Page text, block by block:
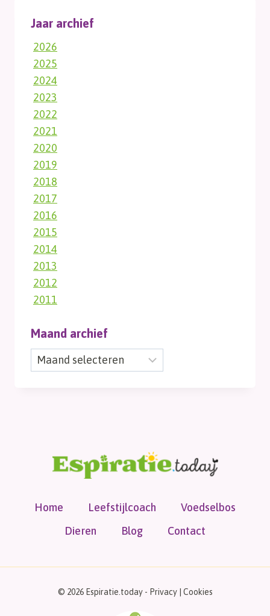
Jaar archief
2026
2025
2024
2023
2022
2021
2020
2019
2018
2017
2016
2015
2014
2013
2012
2011
Maand archief
Maand
archief
Home Leefstijlcoach
Voedselbos
Dieren
Blog Contact
© 2026 Espiratie.today - Privacy| Cookies